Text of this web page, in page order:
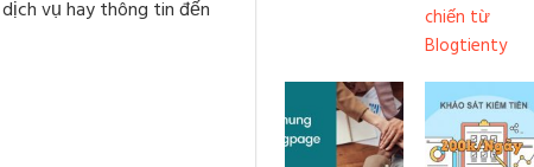
vụ hay thông tin đến
chiến từ
Blogtienty